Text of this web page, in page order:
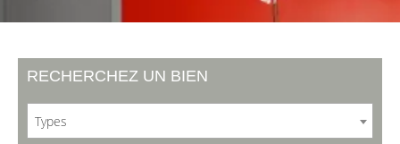
RECHERCHEZ UN BIEN
Types